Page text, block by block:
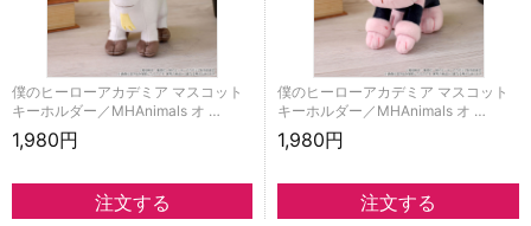
僕のヒーローアカデミア マスコット
キーホルダー／MHAnimals オ …
1,980円
僕のヒーローアカデミア マスコット
キーホルダー／MHAnimals オ …
1,980円